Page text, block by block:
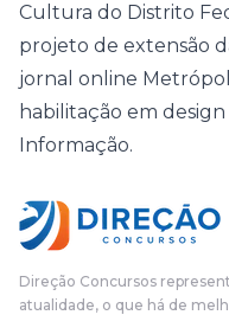
Cultura do Distrito
projeto de extensão
jornal online
habilitação em
Informação.
Direção Concursos
atualidade, o que há de